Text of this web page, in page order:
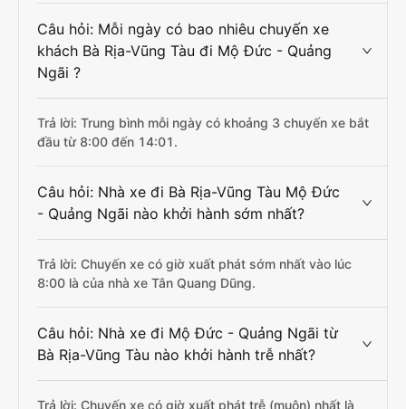
Câu hỏi: Mỗi ngày có bao nhiêu chuyến xe
khách Bà Rịa-Vũng Tàu đi Mộ Đức - Quảng
Ngãi ?
Trả lời: Trung bình mỗi ngày có khoảng 3 chuyến xe bắt
đầu từ 8:00 đến 14:01.
Câu hỏi: Nhà xe đi Bà Rịa-Vũng Tàu Mộ Đức
- Quảng Ngãi nào khởi hành sớm nhất?
Trả lời: Chuyến xe có giờ xuất phát sớm nhất vào lúc
8:00 là của nhà xe Tân Quang Dũng.
Câu hỏi: Nhà xe đi Mộ Đức - Quảng Ngãi từ
Bà Rịa-Vũng Tàu nào khởi hành trễ nhất?
Trả lời: Chuyến xe có giờ xuất phát trễ (muộn) nhất là